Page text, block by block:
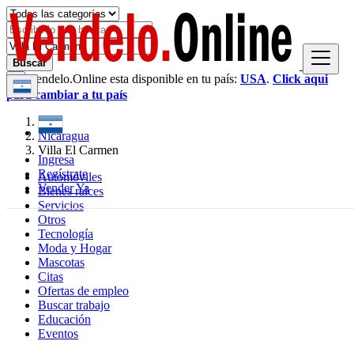
Ingresa
Regístrate
Vender Ya
Buscar
× Vendelo.Online esta disponible en tu país: USA. Click aqui
para cambiar a tu país
Nicaragua
Villa El Carmen
Automóviles
Bienes raíces
Servicios
Otros
Tecnología
Moda y Hogar
Mascotas
Citas
Ofertas de empleo
Buscar trabajo
Educación
Eventos